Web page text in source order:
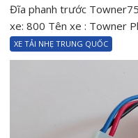
Đĩa phanh trước
xe: 800 Tên xe : Towner
XE TẢI NHẸ TRUNG QUỐC